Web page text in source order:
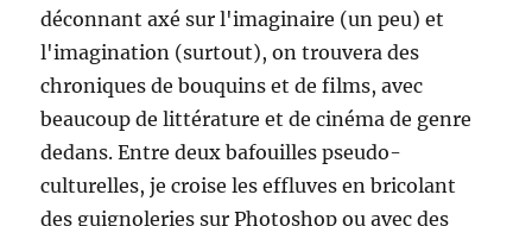
déconnant axé sur l'imaginaire (un peu) et
l'imagination (surtout), on trouvera des
chroniques de bouquins et de films, avec
beaucoup de littérature et de cinéma de genre
dedans. Entre deux bafouilles pseudo-
culturelles, je croise les effluves en bricolant
des guignoleries sur Photoshop ou avec des